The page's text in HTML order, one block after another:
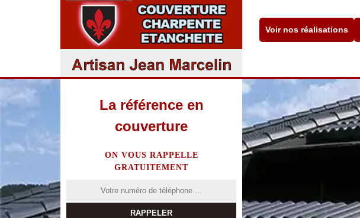
Voir nos réalisations
La référence en
couverture
ON VOUS RAPPELLE
GRATUITEMENT